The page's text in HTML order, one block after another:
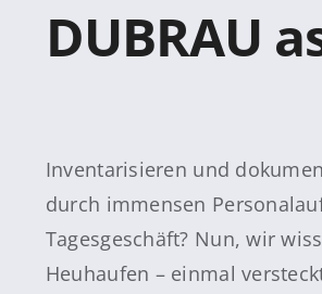
DUBRAU
Inventarisieren und
durch immensen
Tagesgeschäft? Nun, wir
Heuhaufen – einmal